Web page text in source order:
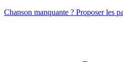
Chanson manquante ? Proposer les